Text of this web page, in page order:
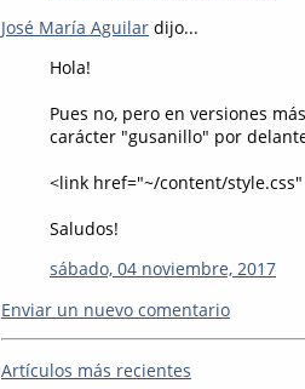
José María Aguilar dijo...
Hola!
Pues no, pero en versiones
carácter "gusanillo" por
<link href="~/content/
Saludos!
sábado, 04 noviembre, 2017
Enviar un nuevo comentario
Artículos más recientes